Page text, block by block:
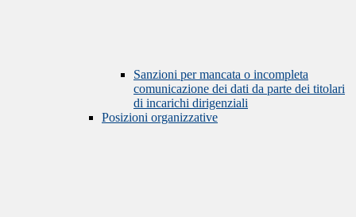
Sanzioni per mancata o incompleta
comunicazione dei dati da parte dei titolari
di incarichi dirigenziali
Posizioni organizzative